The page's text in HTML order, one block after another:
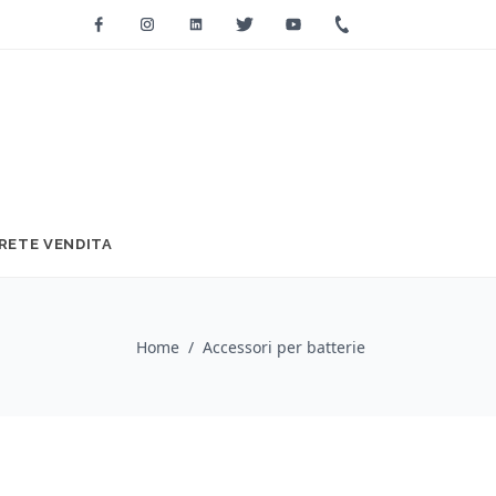
FacebookInstagramLinkedinTwitter Youtube
RETE VENDITA
Home / Accessori per batterie